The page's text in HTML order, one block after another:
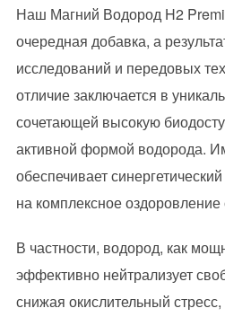
Наш Магний Водород H2
очередная добавка, а
исследований и передовых
отличие заключается в
сочетающей высокую
активной формой водорода.
обеспечивает
на комплексное оздоровление
В частности, водород, как
эффективно нейтрализует
снижая окислительный